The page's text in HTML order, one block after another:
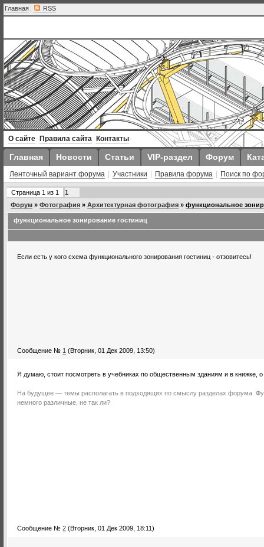
Главная | RSS
О сайте Правила сайта Контакты
Главная Новости Статьи VIP-раздел Форум
Ленточный вариант форума Участники Правила форума Поиск по
Страница 1 из 1
1
Форум » Фотография » Архитектурная фотография » функциональное
функциональное зонирование гостиниц
Если есть у кого схема функционального зонирования гостиниц - отзовитесь!
Сообщение № 1 (Вторник, 01 Дек 2009, 13:50)
Я думаю, стоит посмотреть в учебниках по общественным зданиям и в книжке,
На будущее — темы располагать в подходящих по смыслу разделах форума.
немного различные, не так ли?
Сообщение № 2 (Вторник, 01 Дек 2009, 18:11)